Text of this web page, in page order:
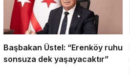
Başbakan Üstel: “Erenköy ruhu
sonsuza dek yaşayacaktır”